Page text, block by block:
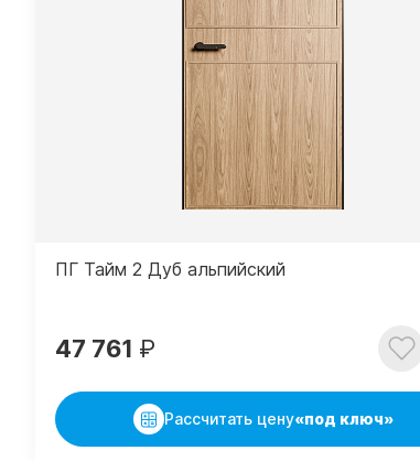
ПГ Тайм 2 Дуб альпийский
47 761 ₽
Рассчитать цену«под ключ»